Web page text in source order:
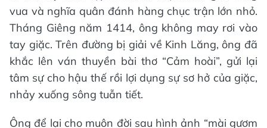
vua và nghĩa quân đánh hàng chục trận lớn nhỏ.
Tháng Giêng năm 1414, ông không may rơi vào
tay giặc. Trên đường bị giải về Kinh Lăng, ông đã
khắc lên ván thuyền bài thơ “Cảm hoài”, gửi lại
tâm sự cho hậu thế rồi lợi dụng sự sơ hở của giặc,
nhảy xuống sông tuẫn tiết.
Ông để lại cho muôn đời sau hình ảnh “mài gươm